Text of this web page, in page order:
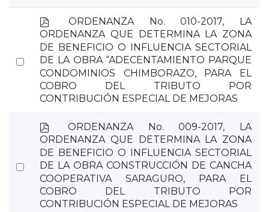
Select
p
d
f
ORDENANZA No. 010-2017, LA
ORDENANZA QUE DETERMINA LA ZONA
DE BENEFICIO O INFLUENCIA SECTORIAL
DE LA OBRA “ADECENTAMIENTO PARQUE
CONDOMINIOS CHIMBORAZO, PARA EL
COBRO DEL TRIBUTO POR
CONTRIBUCIÓN ESPECIAL DE MEJORAS
Select
p
d
f
ORDENANZA No. 009-2017, LA
ORDENANZA QUE DETERMINA LA ZONA
DE BENEFICIO O INFLUENCIA SECTORIAL
DE LA OBRA CONSTRUCCIÓN DE CANCHA
COOPERATIVA SARAGURO, PARA EL
COBRO DEL TRIBUTO POR
CONTRIBUCIÓN ESPECIAL DE MEJORAS